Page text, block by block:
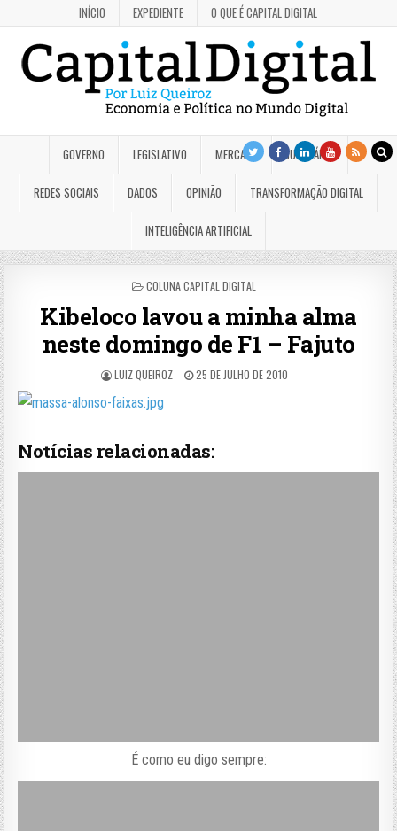
INÍCIO EXPEDIENTE O QUE É CAPITAL DIGITAL
GOVERNO LEGISLATIVO MERCADO JUDICIÁRIO
REDES SOCIAIS DADOS OPINIÃO TRANSFORMAÇÃO DIGITAL
INTELIGÊNCIA ARTIFICIAL
POSTED
COLUNA CAPITAL DIGITAL
Kibeloco lavou a minha alma
neste domingo de F1 – Fajuto
LUIZ QUEIROZ 25 DE JULHO DE 2010
Notícias relacionadas:
É como eu digo sempre: